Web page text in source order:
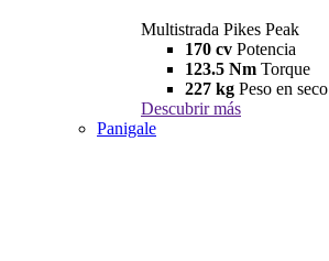
Multistrada Pikes Peak
170 cv Potencia
123.5 Nm Torque
227 kg Peso en seco
Descubrir más
Panigale